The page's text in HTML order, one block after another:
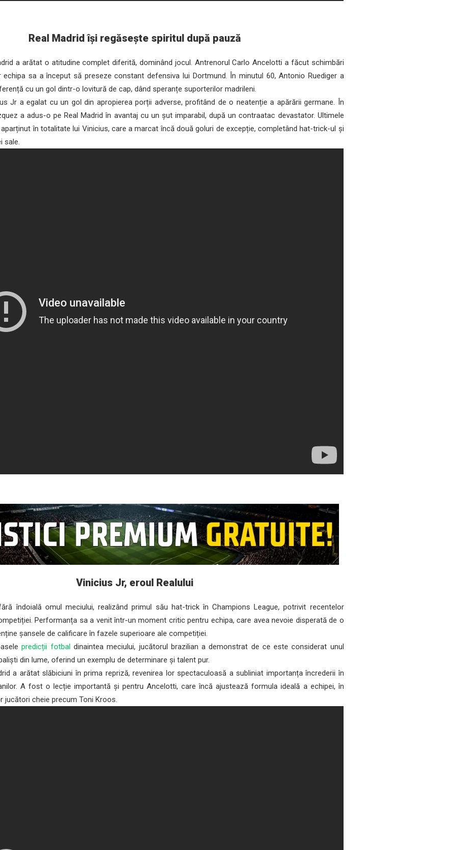
Real Madrid își regăsește spiritul după pauză
a arătat o atitudine complet diferită, dominând jocul. Antrenorul Carlo Ancelotti a făcut schimbări
sa a început să preseze constant defensiva lui Dortmund. În minutul 60, Antonio Ruediger a
cu un gol dintr-o lovitură de cap, dând speranțe suporterilor madrileni.
Jr a egalat cu un gol din apropierea porții adverse, profitând de o neatenție a apărării germane. În
a adus-o pe Real Madrid în avantaj cu un șut imparabil, după un contraatac devastator. Ultimele
în totalitate lui Vinicius, care a marcat încă două goluri de excepție, completând hat-trick-ul și
sale.
Vinicius Jr, eroul Realului
îndoială omul meciului, realizând primul său hat-trick în Champions League, potrivit recentelor
Performanța sa a venit într-un moment critic pentru echipa, care avea nevoie disperată de o
șansele de calificare în fazele superioare ale competiției.
predicții fotbal dinaintea meciului, jucătorul brazilian a demonstrat de ce este considerat unul
din lume, oferind un exemplu de determinare și talent pur.
a arătat slăbiciuni în prima repriză, revenirea lor spectaculoasă a subliniat importanța încrederii în
A fost o lecție importantă și pentru Ancelotti, care încă ajustează formula ideală a echipei, în
jucători cheie precum Toni Kroos.